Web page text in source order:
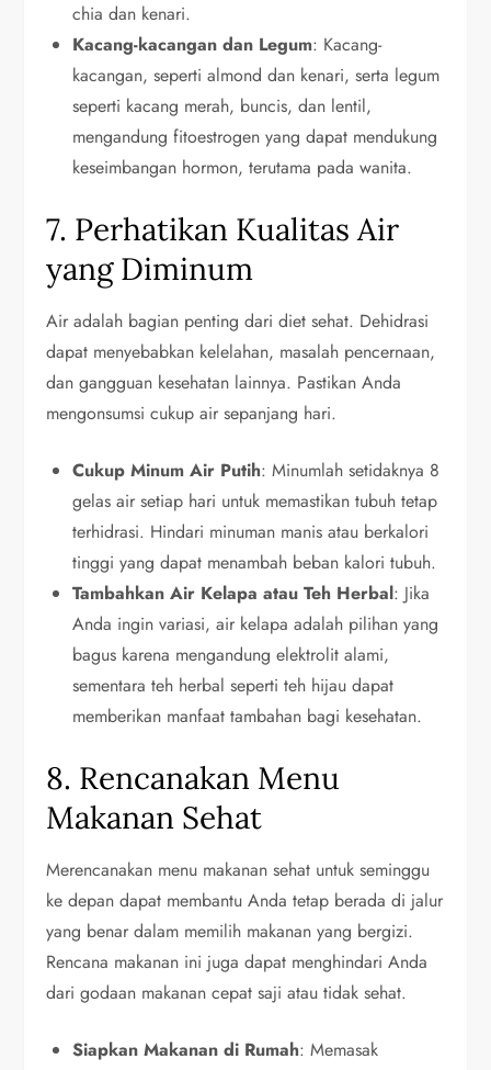
chia dan kenari.
Kacang-kacangan dan Legum: Kacang-
kacangan, seperti almond dan kenari, serta legum
seperti kacang merah, buncis, dan lentil,
mengandung fitoestrogen yang dapat mendukung
keseimbangan hormon, terutama pada wanita.
7. Perhatikan Kualitas Air
yang Diminum
Air adalah bagian penting dari diet sehat. Dehidrasi
dapat menyebabkan kelelahan, masalah pencernaan,
dan gangguan kesehatan lainnya. Pastikan Anda
mengonsumsi cukup air sepanjang hari.
Cukup Minum Air Putih: Minumlah setidaknya 8
gelas air setiap hari untuk memastikan tubuh tetap
terhidrasi. Hindari minuman manis atau berkalori
tinggi yang dapat menambah beban kalori tubuh.
Tambahkan Air Kelapa atau Teh Herbal: Jika
Anda ingin variasi, air kelapa adalah pilihan yang
bagus karena mengandung elektrolit alami,
sementara teh herbal seperti teh hijau dapat
memberikan manfaat tambahan bagi kesehatan.
8. Rencanakan Menu
Makanan Sehat
Merencanakan menu makanan sehat untuk seminggu
ke depan dapat membantu Anda tetap berada di jalur
yang benar dalam memilih makanan yang bergizi.
Rencana makanan ini juga dapat menghindari Anda
dari godaan makanan cepat saji atau tidak sehat.
Siapkan Makanan di Rumah: Memasak